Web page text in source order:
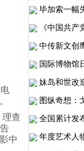
查
中
毕加索一幅
《中国共
中传新文创
国际博物馆
妹岛和世改
图纵奇想：
全国累计发
年度艺术人